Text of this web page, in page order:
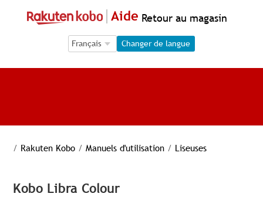
Aide Retour au magasin
Language Selection
Language Selection
Changer de langue
/ Rakuten Kobo / Manuels d'utilisation / Liseuses
Kobo Libra Colour